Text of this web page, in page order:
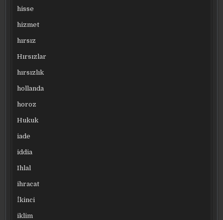
hisse
hizmet
hırsız
Hırsızlar
hırsızlık
hollanda
horoz
Hukuk
iade
iddia
Ihlal
ihracat
İkinci
iklim